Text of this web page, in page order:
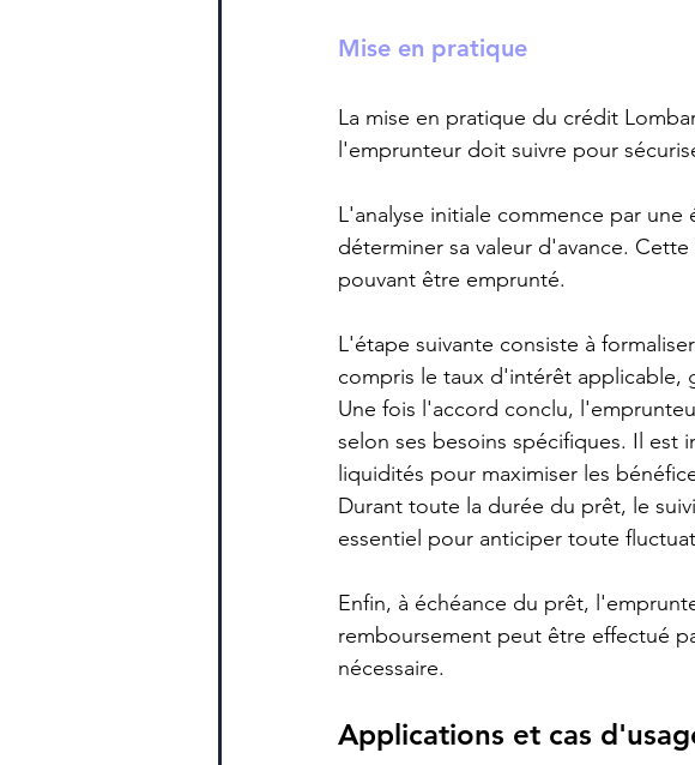
Mise en pratique
La mise en pratique du crédit
l'emprunteur doit suivre pour
L'analyse initiale commence par
déterminer sa valeur d'avance.
pouvant être emprunté.
L'étape suivante consiste à
compris le taux d'intérêt applicable,
Une fois l'accord conclu,
selon ses besoins spécifiques. Il
liquidités pour maximiser les
Durant toute la durée du prêt, le
essentiel pour anticiper toute
Enfin, à échéance du prêt,
remboursement peut être effectué
nécessaire.
Applications et cas